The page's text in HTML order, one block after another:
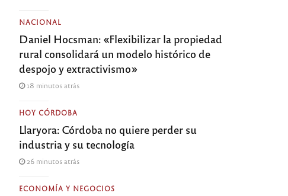
NACIONAL
Daniel Hocsman: «Flexibilizar la propiedad
rural consolidará un modelo histórico de
despojo y extractivismo»
18 minutos atrás
HOY CÓRDOBA
Llaryora: Córdoba no quiere perder su
industria y su tecnología
26 minutos atrás
ECONOMÍA Y NEGOCIOS